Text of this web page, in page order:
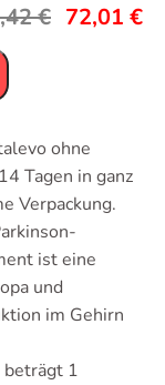
€ 72,01 €
ohne
Tagen in ganz
Verpackung.
ist eine
und
im Gehirn
beträgt 1